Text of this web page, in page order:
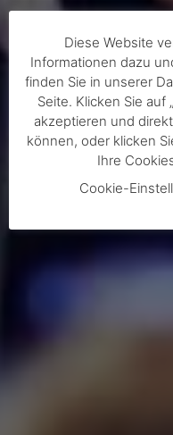
Diese Website
Informationen dazu
finden Sie in unserer
Seite. Klicken Sie auf
akzeptieren und
können, oder klicken
Ihre
Cookie-